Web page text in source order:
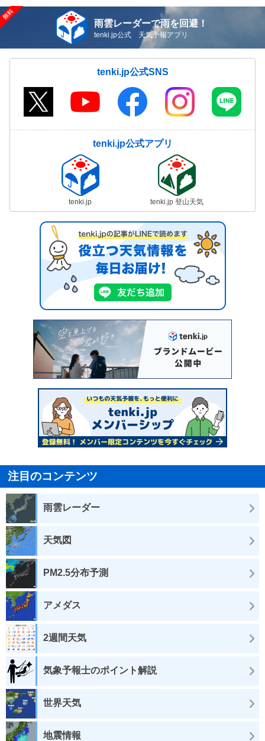
雨雲レーダーで雨を回避！
tenki.jp公式 天気予報アプリ
tenki.jp公式SNS
tenki.jp公式アプリ
tenki.jp tenki.jp 登山天気
注目のコンテンツ
雨雲レーダー
天気図
PM2.5分布予測
アメダス
2週間天気
気象予報士のポイント解説
世界天気
地震情報